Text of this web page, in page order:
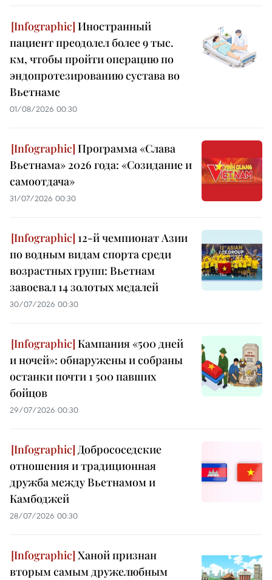
Иностранный
пациент преодолел более 9 тыс.
км, чтобы пройти операцию по
эндопротезированию сустава во
Вьетнаме
01/08/2026 00:30
Программа «Слава
Вьетнама» 2026 года: «Созидание и
самоотдача»
31/07/2026 00:30
12-й чемпионат Азии
по водным видам спорта среди
возрастных групп: Вьетнам
завоевал 14 золотых медалей
30/07/2026 00:30
Кампания «500 дней
и ночей»: обнаружены и собраны
останки почти 1 500 павших
бойцов
29/07/2026 00:30
Добрососедские
отношения и традиционная
дружба между Вьетнамом и
Камбоджей
28/07/2026 00:30
Ханой признан
вторым самым дружелюбным